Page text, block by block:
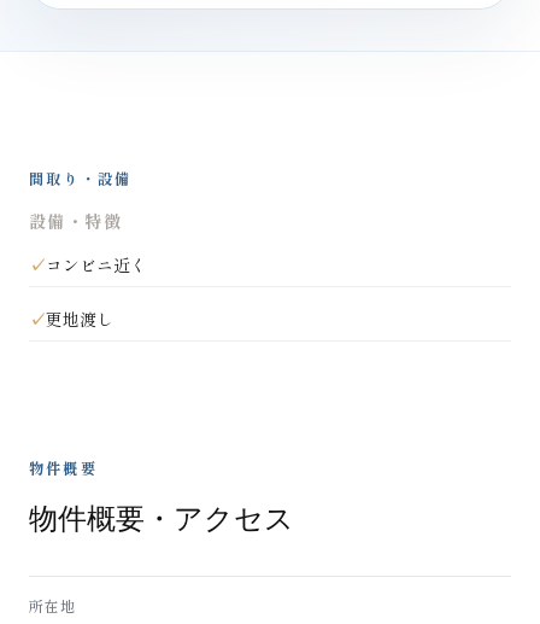
間取り・設備
設備・特徴
コンビニ近く
更地渡し
物件概要
物件概要・アクセス
所在地